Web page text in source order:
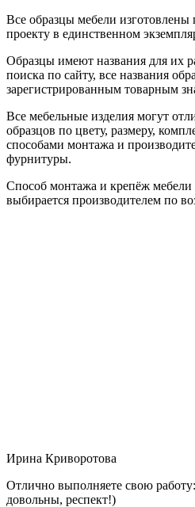
Все образцы мебели
проекту в единственном
Образцы имеют названия для их
поиска по сайту, все названия
зарегистрированным товарным
Все мебельные изделия могут
образцов по цвету, размеру,
способами монтажа и
фурнитуры.
Способ монтажа и крепёж мебели
выбирается производителем по
Ирина Криворотова
Отлично выполняете свою
довольны, респект!)